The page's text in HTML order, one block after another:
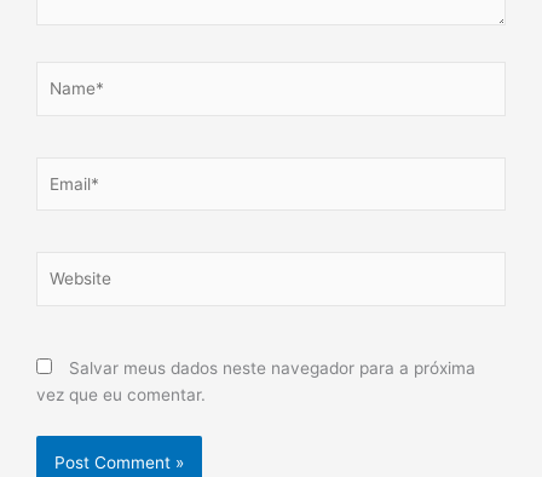
Salvar meus dados neste navegador para a próxima
vez que eu comentar.